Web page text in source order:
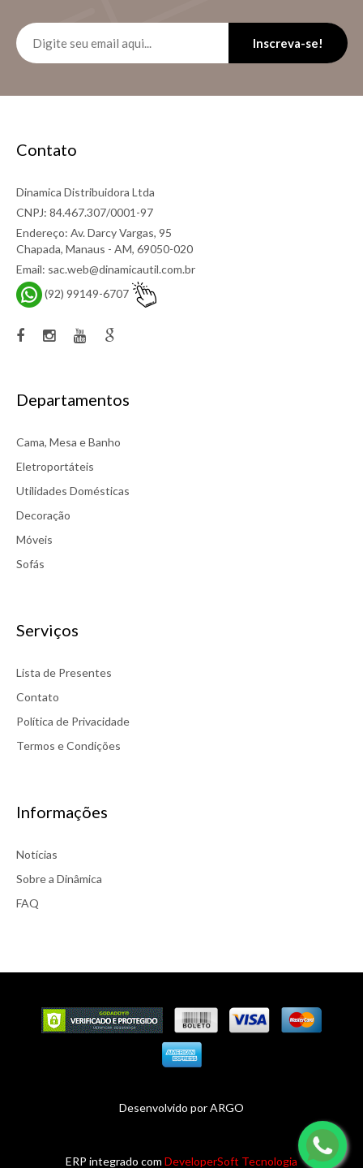
Inscreva-se!
Contato
Dinamica Distribuidora Ltda
CNPJ: 84.467.307/0001-97
Endereço: Av. Darcy Vargas, 95
Chapada, Manaus - AM, 69050-020
Email: sac.web@dinamicautil.com.br
(92) 99149-6707
Departamentos
Cama, Mesa e Banho
Eletroportáteis
Utilidades Domésticas
Decoração
Móveis
Sofás
Serviços
Lista de Presentes
Contato
Política de Privacidade
Termos e Condições
Informações
Notícias
Sobre a Dinâmica
FAQ
Desenvolvido porARGO
ERP integrado com DeveloperSoft Tecnologia